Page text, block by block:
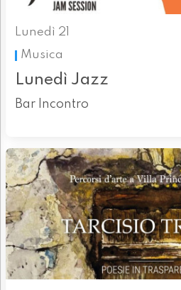
Lunedì 21
Musica
Lunedì Jazz
Bar Incontro